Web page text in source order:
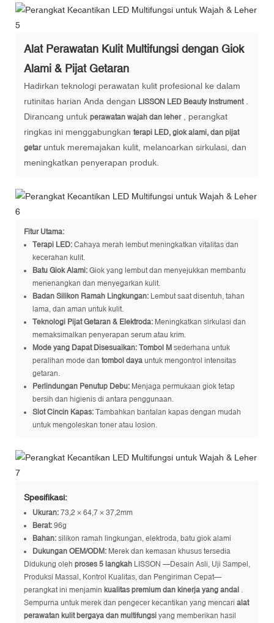
Alat Perawatan Kulit Multifungsi dengan Giok
Alami & Pijat Getaran
Hadirkan teknologi perawatan kulit profesional ke dalam
rutinitas harian Anda dengan LISSON LED Beauty Instrument.
Dirancang untuk perawatan wajah dan leher, perangkat
ringkas ini menggabungkan terapi LED, giok alami, dan pijat
getaruntuk meremajakan kulit, melancarkan sirkulasi, dan
meningkatkan penyerapan produk.
Fitur Utama:
Terapi LED: Cahaya merah lembut meningkatkan vitalitas dan
kecerahan kulit.
Batu Giok Alami: Giok yang lembut dan menyejukkan membantu
menenangkan dan menyegarkan kulit.
Badan Silikon Ramah Lingkungan: Lembut saat disentuh, tahan
lama, dan aman untuk kulit.
Teknologi Pijat Getaran & Elektroda: Meningkatkan sirkulasi dan
memaksimalkan penyerapan serum atau krim.
Mode yang Dapat Disesuaikan: Tombol M sederhana untuk
peralihan mode dantombol daya untuk mengontrol intensitas
getaran.
Perlindungan Penutup Debu: Menjaga permukaan giok tetap
bersih dan higienis di antara penggunaan.
Slot Cincin Kapas: Tambahkan bantalan kapas dengan mudah
untuk mengoleskan toner atau losion.
Spesifikasi:
Ukuran: 73,2 × 64,7 × 37,2mm
Berat: 96g
Bahan: silikon ramah lingkungan, elektroda, batu giok alami
Dukungan OEM/ODM: Merek dan kemasan khusus tersedia
Didukung oleh proses 5 langkah LISSON —Desain Asli, Uji Sampel,
Produksi Massal, Kontrol Kualitas, dan Pengiriman Cepat—
perangkat ini menjamin kualitas premium dan kinerja yang andal .
Sempurna untuk merek dan pengecer kecantikan yang mencari alat
perawatan kulit bergaya dan multifungsi yang memberikan hasil